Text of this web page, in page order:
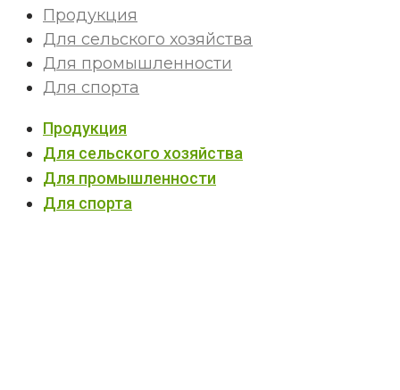
Продукция
Для сельского хозяйства
Для промышленности
Для спорта
Продукция
Для сельского хозяйства
Для промышленности
Для спорта